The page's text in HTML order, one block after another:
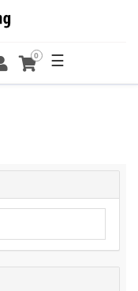
0 ☰